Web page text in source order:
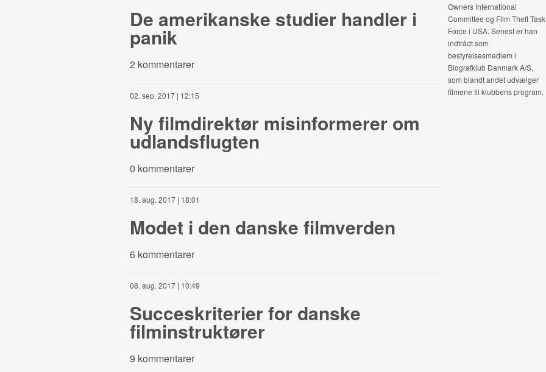
Owners International
Committee og Film Theft Task
Force i USA. Senest er han
indtrådt som
bestyrelsesmedlem i
Biografklub Danmark A/S,
som blandt andet udvælger
filmene til klubbens program.
De amerikanske studier handler i
panik
2 kommentarer
02. sep. 2017 | 12:15
Ny filmdirektør misinformerer om
udlandsflugten
0 kommentarer
18. aug. 2017 | 18:01
Modet i den danske filmverden
6 kommentarer
08. aug. 2017 | 10:49
Succeskriterier for danske
filminstruktører
9 kommentarer